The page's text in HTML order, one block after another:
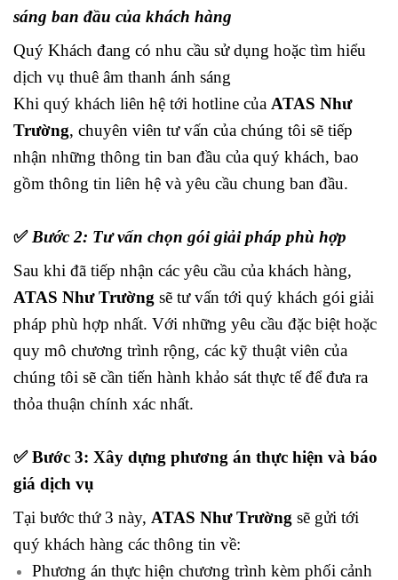
sáng ban đầu của khách hàng
Quý Khách đang có nhu cầu sử dụng hoặc tìm hiểu
dịch vụ thuê âm thanh ánh sáng
Khi quý khách liên hệ tới hotline của ATAS Như
Trường, chuyên viên tư vấn của chúng tôi sẽ tiếp
nhận những thông tin ban đầu của quý khách, bao
gồm thông tin liên hệ và yêu cầu chung ban đầu.
✅Bước 2: Tư vấn chọn gói giải pháp phù hợp
Sau khi đã tiếp nhận các yêu cầu của khách hàng,
ATAS Như Trường sẽ tư vấn tới quý khách gói giải
pháp phù hợp nhất. Với những yêu cầu đặc biệt hoặc
quy mô chương trình rộng, các kỹ thuật viên của
chúng tôi sẽ cần tiến hành khảo sát thực tế để đưa ra
thỏa thuận chính xác nhất.
✅Bước 3: Xây dựng phương án thực hiện và báo
giá dịch vụ
Tại bước thứ 3 này, ATAS Như Trường sẽ gửi tới
quý khách hàng các thông tin về:
Phương án thực hiện chương trình kèm phối cảnh